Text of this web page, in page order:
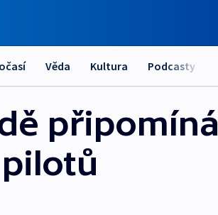
Věda Kultura Podcasty
připomíná